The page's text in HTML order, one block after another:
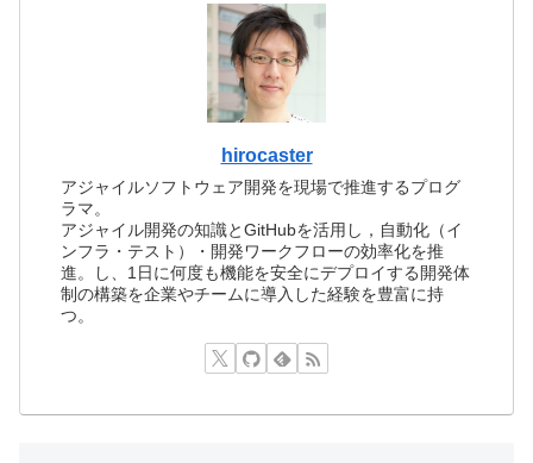
hirocaster
アジャイルソフトウェア開発を現場で推進するプログ
ラマ。
アジャイル開発の知識とGitHubを活用し，自動化（イ
ンフラ・テスト）・開発ワークフローの効率化を推
進。し、1日に何度も機能を安全にデプロイする開発体
制の構築を企業やチームに導入した経験を豊富に持
つ。